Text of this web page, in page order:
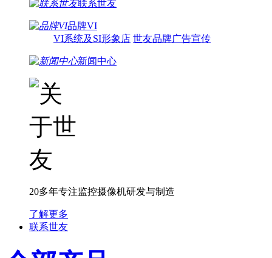
联系世友
品牌VI
VI系统及SI形象店 世友品牌广告宣传
新闻中心
20多年专注监控摄像机研发与制造
了解更多
联系世友